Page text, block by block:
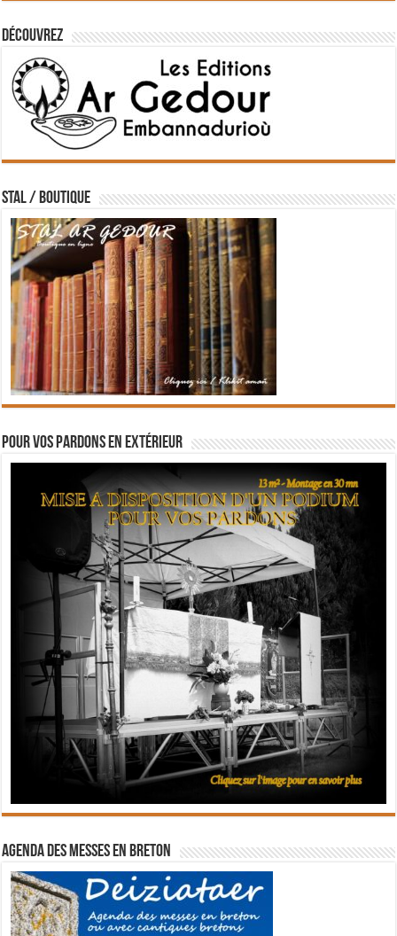
Découvrez
STAL / BOUTIQUE
Pour vos pardons en extérieur
Agenda des messes en breton